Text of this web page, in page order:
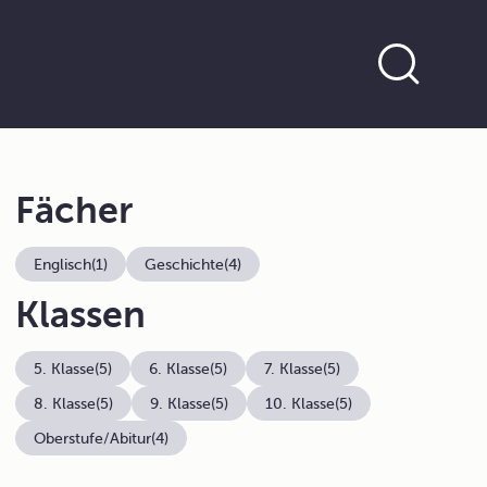
Fächer
Englisch(1) Geschichte(4)
Klassen
5. Klasse(5) 6. Klasse(5) 7. Klasse(5)
8. Klasse(5) 9. Klasse(5) 10. Klasse(5)
Oberstufe/Abitur(4)